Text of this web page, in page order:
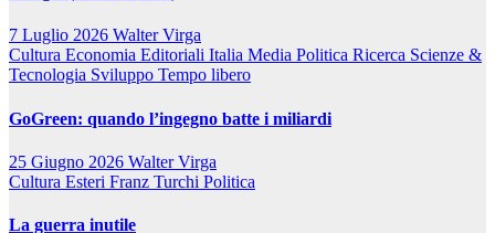
7 Luglio 2026 Walter Virga
Cultura Economia Editoriali Italia Media Politica Ricerca Scienze &
Tecnologia Sviluppo Tempo libero
GoGreen: quando l’ingegno batte i miliardi
25 Giugno 2026 Walter Virga
Cultura Esteri Franz Turchi Politica
La guerra inutile